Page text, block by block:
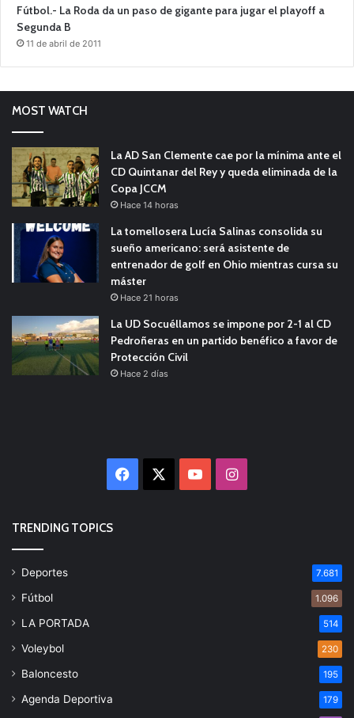
Fútbol.- La Roda da un paso de gigante para jugar el playoff a
Segunda B
11 de abril de 2011
MOST WATCH
La AD San Clemente cae por la mínima ante el
CD Quintanar del Rey y queda eliminada de la
Copa JCCM
Hace 14 horas
La tomellosera Lucía Salinas consolida su
sueño americano: será asistente de
entrenador de golf en Ohio mientras cursa su
máster
Hace 21 horas
La UD Socuéllamos se impone por 2-1 al CD
Pedroñeras en un partido benéfico a favor de
Protección Civil
Hace 2 días
Facebook YouTubeInstagram
TRENDING TOPICS
Deportes 7.681
Fútbol 1.096
LA PORTADA 514
Voleybol 230
Baloncesto 195
Agenda Deportiva 179